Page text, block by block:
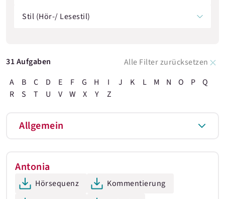
Stil (Hör-/ Lesestil)
31 Aufgaben
Alle Filter zurücksetzen
A
B C D E F G H I J K L M N O P
Q
R
S T U V W X Y Z
Allgemein
Antonia
Hörsequenz
Kommentierung